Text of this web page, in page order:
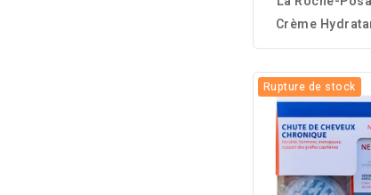
Crème
hydrate et
efficacement
rayons UVA/
les peaux
Rupture de stock